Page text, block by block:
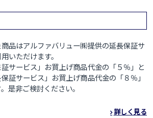
品はアルファバリュー㈱提供の延長保証サ
いただけます。
証サービス」お買上げ商品代金の「５％」と
保証サービス」お買上げ商品代金の「８％」
是非ご検討ください。
詳しく見る